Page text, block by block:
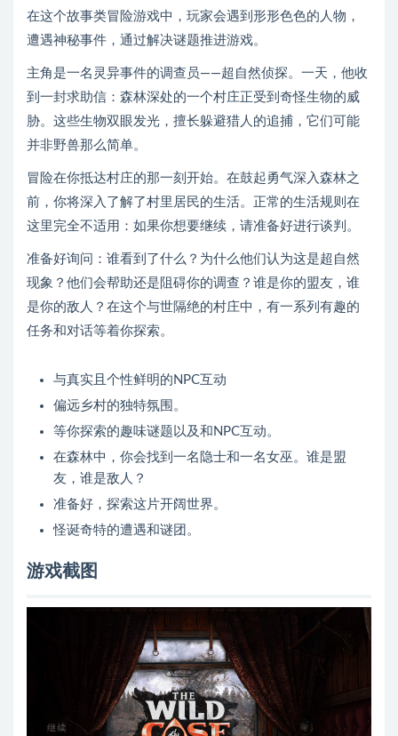
在这个故事类冒险游戏中，玩家会遇到形形色色的人物，
遭遇神秘事件，通过解决谜题推进游戏。
主角是一名灵异事件的调查员——超自然侦探。一天，他收
到一封求助信：森林深处的一个村庄正受到奇怪生物的威
胁。这些生物双眼发光，擅长躲避猎人的追捕，它们可能
并非野兽那么简单。
冒险在你抵达村庄的那一刻开始。在鼓起勇气深入森林之
前，你将深入了解了村里居民的生活。正常的生活规则在
这里完全不适用：如果你想要继续，请准备好进行谈判。
准备好询问：谁看到了什么？为什么他们认为这是超自然
现象？他们会帮助还是阻碍你的调查？谁是你的盟友，谁
是你的敌人？在这个与世隔绝的村庄中，有一系列有趣的
任务和对话等着你探索。
与真实且个性鲜明的NPC互动
偏远乡村的独特氛围。
等你探索的趣味谜题以及和NPC互动。
在森林中，你会找到一名隐士和一名女巫。谁是盟
友，谁是敌人？
准备好，探索这片开阔世界。
怪诞奇特的遭遇和谜团。
游戏截图